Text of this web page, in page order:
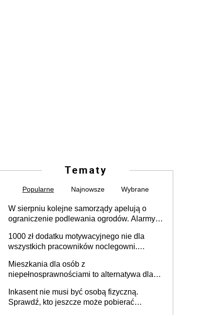
Tematy
Popularne Najnowsze Wybrane
W sierpniu kolejne samorządy apelują o
ograniczenie podlewania ogrodów. Alarmy w
może objąć cały kraj
1000 zł dodatku motywacyjnego nie dla
wszystkich pracowników noclegowni.
Mieszkania dla osób z
niepełnosprawnościami to alternatywa dla
samodzielnie lub z rodziną
Inkasent nie musi być osobą fizyczną.
Sprawdź, kto jeszcze może pobierać